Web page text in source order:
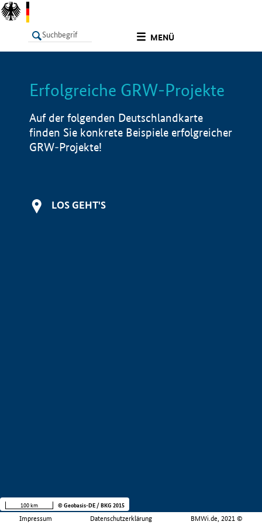
MENÜ
LISTE Info
Erfolgreiche GRW-Projekte
Auf der folgenden Deutschlandkarte
finden Sie konkrete Beispiele erfolgreicher
GRW-Projekte!
LOS GEHT'S
Impressum Datenschutzerklärung BMWi.de, 2021 ©
100 km © Geobasis-DE / BKG 2015